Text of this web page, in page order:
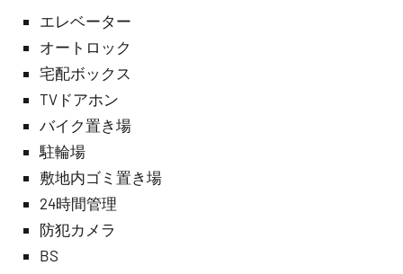
エレベーター
オートロック
宅配ボックス
TVドアホン
バイク置き場
駐輪場
敷地内ゴミ置き場
24時間管理
防犯カメラ
BS